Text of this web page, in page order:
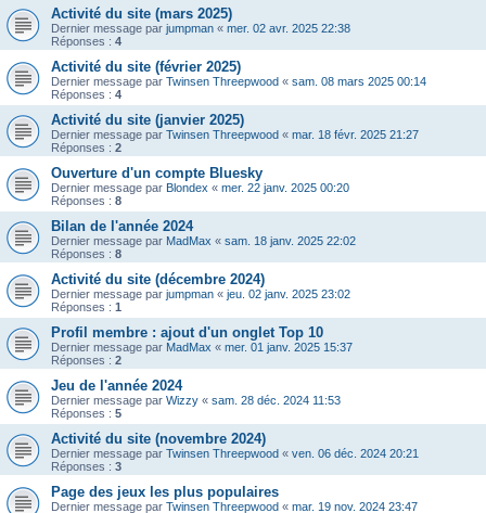
Activité du site (mars 2025)
Dernier message par jumpman « mer. 02 avr. 2025 22:38
Réponses : 4
Activité du site (février 2025)
Dernier message par Twinsen Threepwood « sam. 08 mars 2025 00:14
Réponses : 4
Activité du site (janvier 2025)
Dernier message par Twinsen Threepwood « mar. 18 févr. 2025 21:27
Réponses : 2
Ouverture d'un compte Bluesky
Dernier message par Blondex « mer. 22 janv. 2025 00:20
Réponses : 8
Bilan de l'année 2024
Dernier message par MadMax « sam. 18 janv. 2025 22:02
Réponses : 8
Activité du site (décembre 2024)
Dernier message par jumpman « jeu. 02 janv. 2025 23:02
Réponses : 1
Profil membre : ajout d'un onglet Top 10
Dernier message par MadMax « mer. 01 janv. 2025 15:37
Réponses : 2
Jeu de l'année 2024
Dernier message par Wizzy « sam. 28 déc. 2024 11:53
Réponses : 5
Activité du site (novembre 2024)
Dernier message par Twinsen Threepwood « ven. 06 déc. 2024 20:21
Réponses : 3
Page des jeux les plus populaires
Dernier message par Twinsen Threepwood « mar. 19 nov. 2024 23:47